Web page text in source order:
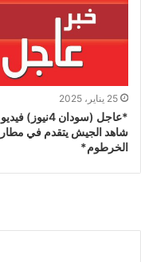
25 يناير، 2025
*عاجل (سودان 4نيوز)
شاهد الجيش يتقدم في مطار
الخرطوم*